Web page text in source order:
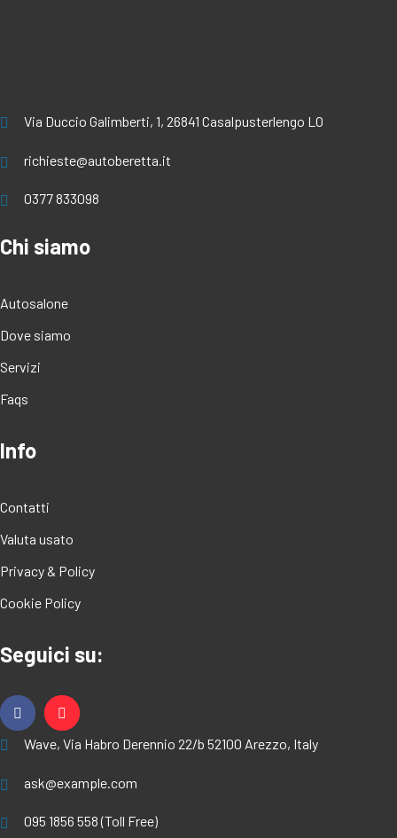
Via Duccio Galimberti, 1, 26841 Casalpusterlengo LO
richieste@autoberetta.it
0377 833098
Chi siamo
Autosalone
Dove siamo
Servizi
Faqs
Info
Contatti
Valuta usato
Privacy & Policy
Cookie Policy
Seguici su:
Wave, Via Habro Derennio 22/b 52100 Arezzo, Italy
ask@example.com
095 1856 558 (Toll Free)